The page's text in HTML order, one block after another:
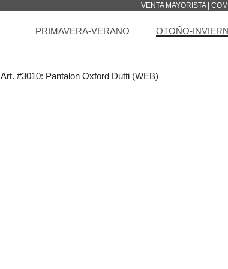
VENTA MAYORISTA |
PRIMAVERA-VERANO OTOÑO-
Art. #3010: Pantalon Oxford Dutti (WEB)